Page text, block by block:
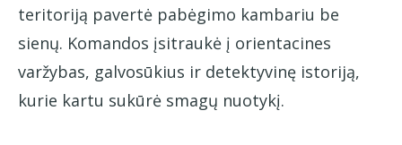
teritoriją pavertė pabėgimo kambariu be
sienų. Komandos įsitraukė į orientacines
varžybas, galvosūkius ir detektyvinę istoriją,
kurie kartu sukūrė smagų nuotykį.